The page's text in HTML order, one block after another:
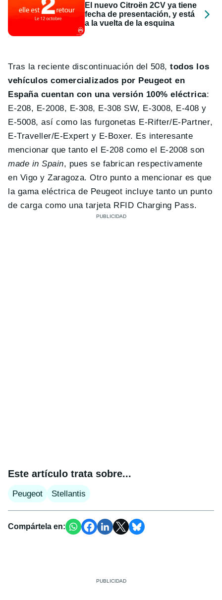
El nuevo Citroën 2CV ya tiene
fecha de presentación, y está
a la vuelta de la esquina
Tras la reciente discontinuación del 508, todos los
vehículos comercializados por Peugeot en
España cuentan con una versión 100% eléctrica:
E-208, E-2008, E-308, E-308 SW, E-3008, E-408 y
E-5008, así como las furgonetas E-Rifter/E-Partner,
E-Traveller/E-Expert y E-Boxer. Es interesante
mencionar que tanto el E-208 como el E-2008 son
made in Spain, pues se fabrican respectivamente
en Vigo y Zaragoza. Otro punto a mencionar es que
la gama eléctrica de Peugeot incluye tanto un punto
de carga como una tarjeta RFID Charging Pass.
Este artículo trata sobre...
Peugeot Stellantis
Compártela en: